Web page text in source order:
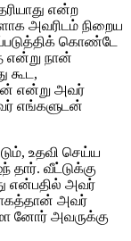
என்ற
அவரிடம் நிறைய
கொண்டே
என்று நான்
கூட,
என்று அவர்
எங்களுடன்
உதவி செய்ய
வீட்டுக்கு
என்பதில் அவர்
அவர்
னோர் அவருக்கு